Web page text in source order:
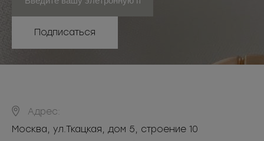
Подписаться
Адрес:
Москва, ул.Ткацкая, дом 5, строение 10